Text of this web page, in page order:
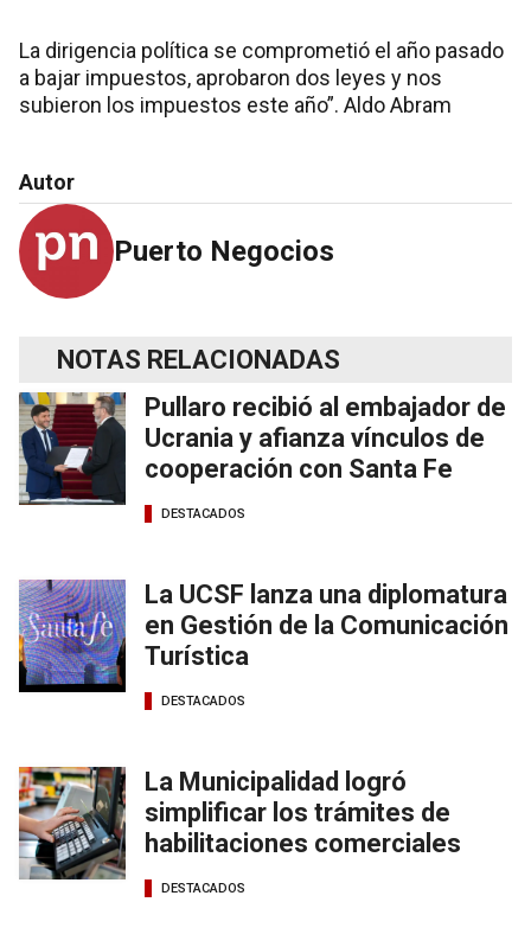
La dirigencia política se comprometió el año pasado
a bajar impuestos, aprobaron dos leyes y nos
subieron los impuestos este año”. Aldo Abram
Autor
Puerto Negocios
NOTAS RELACIONADAS
Pullaro recibió al embajador de
Ucrania y afianza vínculos de
cooperación con Santa Fe
DESTACADOS
La UCSF lanza una diplomatura
en Gestión de la Comunicación
Turística
DESTACADOS
La Municipalidad logró
simplificar los trámites de
habilitaciones comerciales
DESTACADOS